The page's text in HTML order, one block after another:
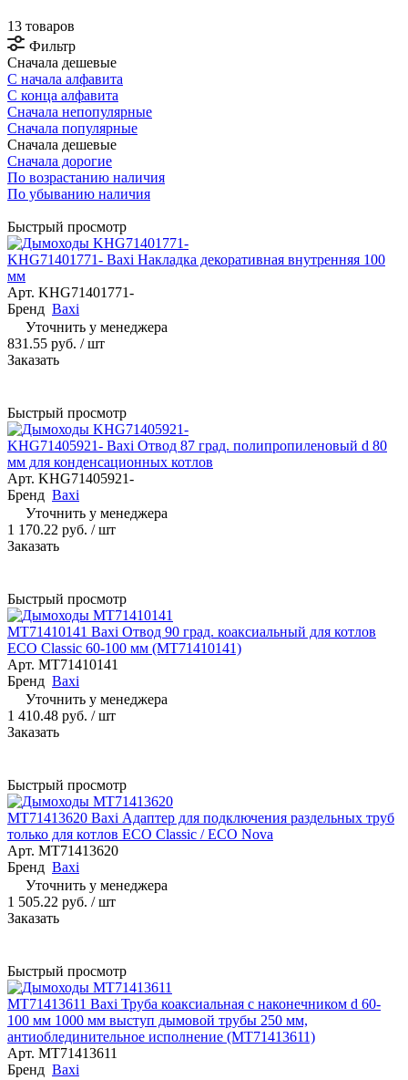
13 товаров
Фильтр
Сначала дешевые
С начала алфавита
С конца алфавита
Сначала непопулярные
Сначала популярные
Сначала дешевые
Сначала дорогие
По возрастанию наличия
По убыванию наличия
Быстрый просмотр
KHG71401771- Baxi Накладка декоративная внутренняя 100
мм
Арт. KHG71401771-
Бренд Baxi
Уточнить у менеджера
831.55 руб. / шт
Заказать
Быстрый просмотр
KHG71405921- Baxi Отвод 87 град. полипропиленовый d 80
мм для конденсационных котлов
Арт. KHG71405921-
Бренд Baxi
Уточнить у менеджера
1 170.22 руб. / шт
Заказать
Быстрый просмотр
MT71410141 Baxi Отвод 90 град. коаксиальный для котлов
ECO Classic 60-100 мм (MT71410141)
Арт. MT71410141
Бренд Baxi
Уточнить у менеджера
1 410.48 руб. / шт
Заказать
Быстрый просмотр
MT71413620 Baxi Адаптер для подключения раздельных труб
только для котлов ECO Classic / ECO Nova
Арт. MT71413620
Бренд Baxi
Уточнить у менеджера
1 505.22 руб. / шт
Заказать
Быстрый просмотр
MT71413611 Baxi Труба коаксиальная с наконечником d 60-
100 мм 1000 мм выступ дымовой трубы 250 мм,
антиоблединительное исполнение (MT71413611)
Арт. MT71413611
Бренд Baxi